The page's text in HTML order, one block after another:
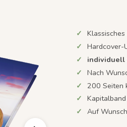
Hardcover-
individuell
Nach
200 Seiten
Auf